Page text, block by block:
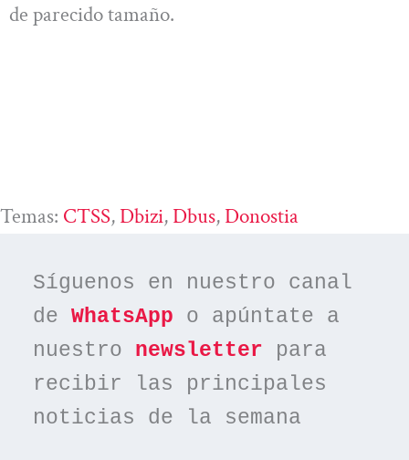
de parecido tamaño.
Temas: CTSS, Dbizi, Dbus, Donostia
Síguenos en nuestro canal
de WhatsApp o apúntate a
nuestro newsletter para
recibir las principales
noticias de la semana